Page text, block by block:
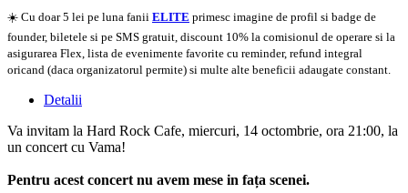
☀️ Cu doar 5 lei pe luna fanii ELITE primesc imagine de profil si badge de
founder, biletele si pe SMS gratuit, discount 10% la comisionul de operare si la
asigurarea Flex, lista de evenimente favorite cu reminder, refund integral
oricand (daca organizatorul permite) si multe alte beneficii adaugate constant.
Detalii
Va invitam la Hard Rock Cafe, miercuri, 14 octombrie, ora 21:00, la
un concert cu Vama!
Pentru acest concert nu avem mese in fața scenei.